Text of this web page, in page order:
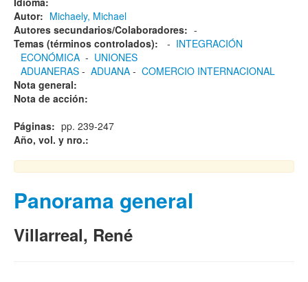
Autor: Michaely, Michael
Autores secundarios/Colaboradores: -
Temas (términos controlados):
- INTEGRACIÓN
ECONÓMICA - UNIONES
ADUANERAS - ADUANA - COMERCIO INTERNACIONAL
Nota general:
Nota de acción:
Páginas: pp. 239-247
Año, vol. y nro.:
Panorama general
Villarreal, René